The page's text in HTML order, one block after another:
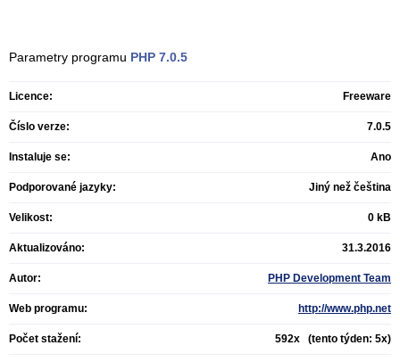
Parametry programu PHP 7.0.5
Licence: Freeware
Číslo verze: 7.0.5
Instaluje se: Ano
Podporované jazyky: Jiný než čeština
Velikost: 0 kB
Aktualizováno: 31.3.2016
Autor: PHP Development Team
Web programu: http://www.php.net
Počet stažení: 592x (tento týden: 5x)